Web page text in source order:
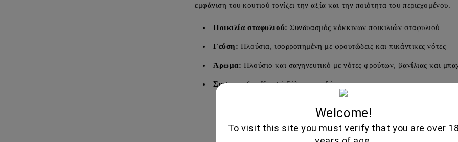
εμφάνιση του κουτιού τονίζει την αξία και την ποιότητα του περιεχομένου.
Ποικιλία σταφυλιού: Συνδυασμός κόκκινων ποικιλιών σταφυλιού
Γεύση: Πλούσια, ισορροπημένη με φρουτώδεις και πικάντικες νότες
Άρωμα: Πλούσιο και σαγηνευτικό με νότες φρούτων, βανίλιας και
Συσκευασία:Κομψό ξύλινο σετ δώρου
Παρόμοια
Welcome!
To visit this site you must verify that you are over